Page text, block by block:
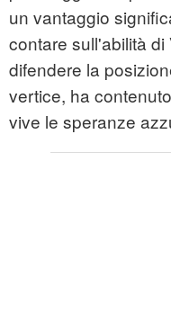
un vantaggio
contare sull'abilità
difendere la
vertice, ha
vive le speranze